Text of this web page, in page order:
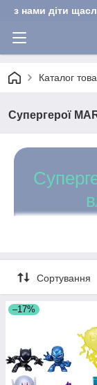
з нами діти
Каталог
Супергерої
Актуальне
відправка
днів.
бонусна
Сортування
–17%